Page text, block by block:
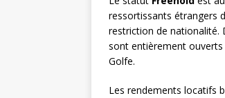
ressortissants étrangers
restriction de nationalité.
sont entièrement ouverts
Golfe.
Les rendements locatifs